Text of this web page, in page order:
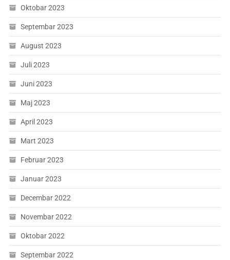
Oktobar 2023
Septembar 2023
August 2023
Juli 2023
Juni 2023
Maj 2023
April 2023
Mart 2023
Februar 2023
Januar 2023
Decembar 2022
Novembar 2022
Oktobar 2022
Septembar 2022